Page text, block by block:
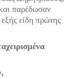
παρέδωσαν
είδη πρώτης
,